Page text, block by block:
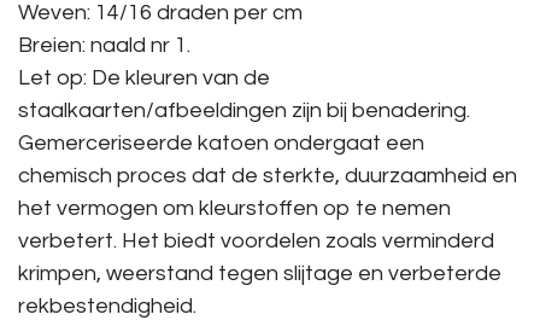
Weven: 14/16 draden per cm
Breien: naald nr 1.
Let op: De kleuren van de
staalkaarten/afbeeldingen zijn bij benadering.
Gemerceriseerde katoen ondergaat een
chemisch proces dat de sterkte, duurzaamheid en
het vermogen om kleurstoffen op te nemen
verbetert. Het biedt voordelen zoals verminderd
krimpen, weerstand tegen slijtage en verbeterde
rekbestendigheid.